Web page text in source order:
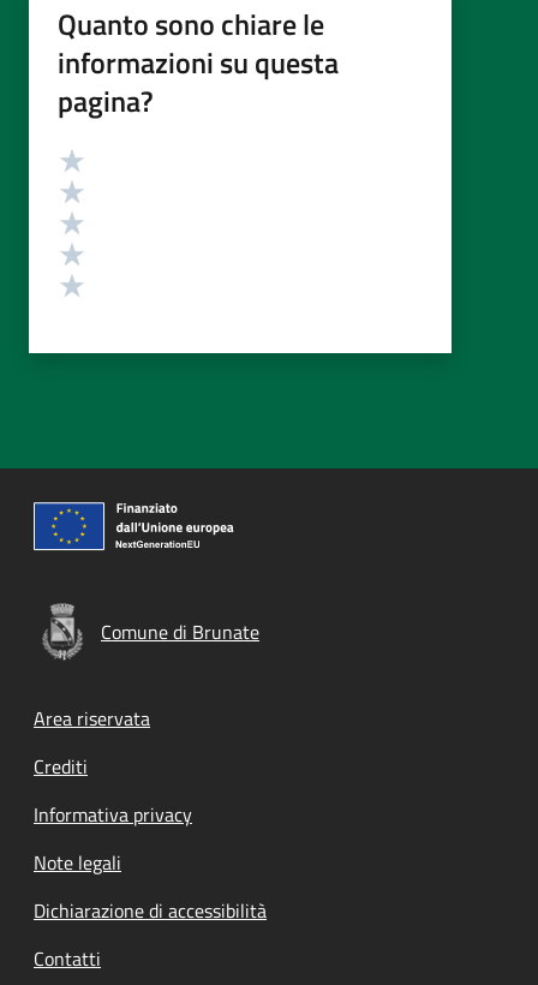
Quanto sono chiare le
informazioni su questa
pagina?
Valutazione
Comune di Brunate
Footer menu
Area riservata
Crediti
Informativa privacy
Note legali
Dichiarazione di accessibilità
Contatti